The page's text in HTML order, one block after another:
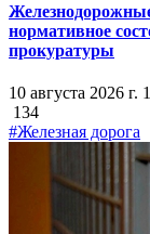
нормативное
прокуратуры
10 августа 2026 г.
134
#Железная дорога